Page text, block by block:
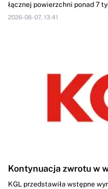
łącznej powierzchni ponad 7
2026-08-07, 13:41
Kontynuacja zwrotu w
KGL przedstawiła wstępne